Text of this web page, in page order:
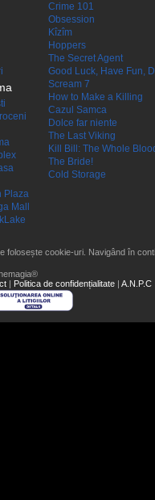
Plaza
Mall
Crime 101
Obsession
Kîzîm
Hoppers
The Secret Agent
Good Luck, Have Fun,
Scream 7
How to Make a Killing
Cazul Samca
Dolce far niente
The Last Viking
Kill Bill: The Whole
The Bride!
Cold Storage
folosește cookie-uri. Navigând în
| Politica de confidențialitate | A.N.P.C